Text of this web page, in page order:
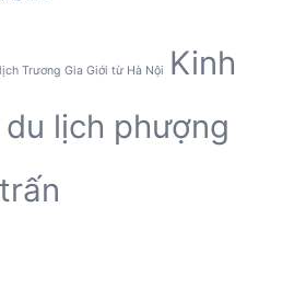
Trương Gia Giới từ Hà Nội
Kinh
lịch phượng